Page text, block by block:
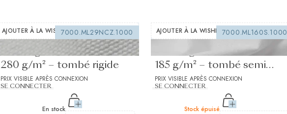
AJOUTER À LA WISHLIST7000.ML29NCZ.1000
Entoilage à coudre blanc
280 g/m² – tombé rigide
PRIX VISIBLE APRÈS CONNEXION
SE CONNECTER
En stock
AJOUTER À LA WISHLIST7000.ML160S.1000
Entoilage à coudre blanc
185 g/m² – tombé semi
rigide à souple
PRIX VISIBLE APRÈS CONNEXION
SE CONNECTER
Stock épuisé